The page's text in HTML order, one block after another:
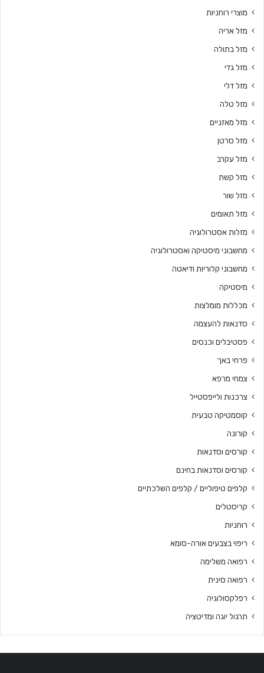
מוצרי רוחניות
מזל אריה
מזל בתולה
מזל גדי
מזל דלי
מזל טלה
מזל מאזניים
מזל סרטן
מזל עקרב
מזל קשת
מזל שור
מזל תאומים
מזלות אסטרולוגיה
מחשבוני מיסטיקה ואסטרולוגיה
מחשבוני קלוריות ודיאטה
מיסטיקה
מכללות מומלצות
סדנאות להעצמה
פסטיבלים וכנסים
פרחי באך
צמחי מרפא
צרכנות ולייפסטייל
קוסמטיקה טבעית
קורונה
קורסים וסדנאות
קורסים וסדנאות בחינם
קלפים טיפוליים / קלפים השלכתיים
קריסטלים
רוחניות
ריפוי בצבעים אורה-סומא
רפואה משלימה
רפואה סינית
רפלקסולוגיה
תרגול יוגה ומדיטציה